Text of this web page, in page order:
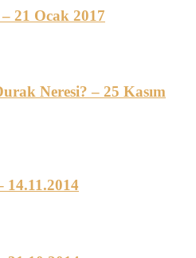
21 Ocak 2017
Neresi? – 25 Kasım